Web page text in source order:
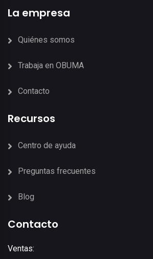
La empresa
Quiénes somos
Trabaja en OBUMA
Contacto
Recursos
Centro de ayuda
Preguntas frecuentes
Blog
Contacto
Ventas: